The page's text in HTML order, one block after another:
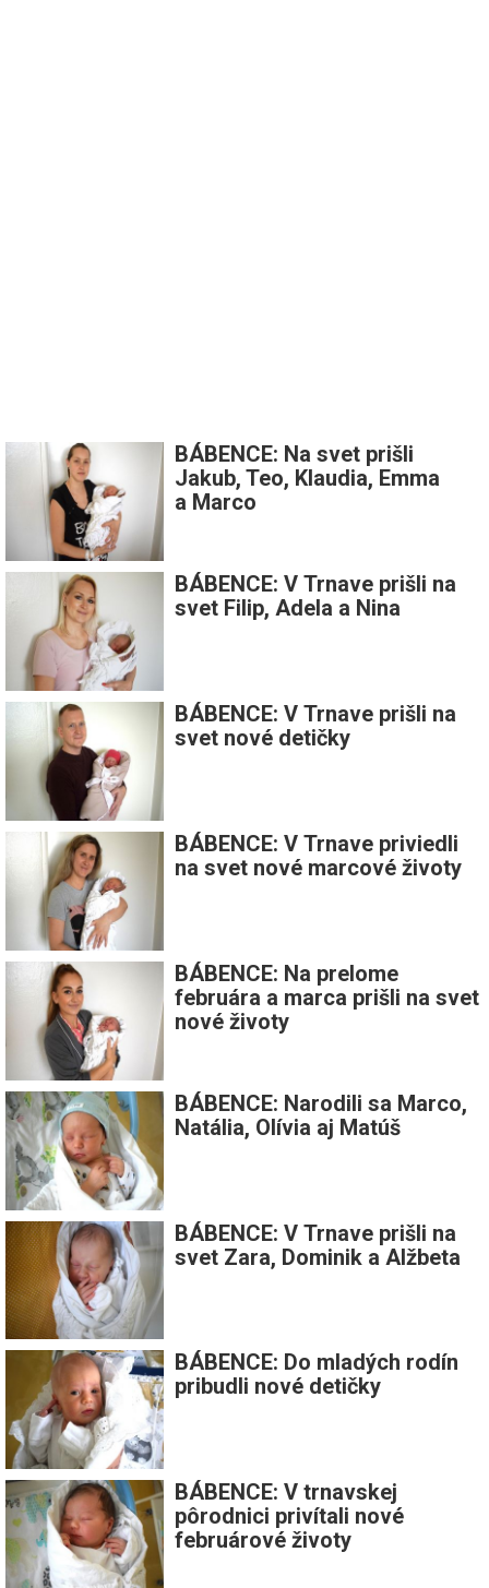
BÁBENCE: Na svet prišli
Jakub, Teo, Klaudia, Emma
a Marco
BÁBENCE: V Trnave prišli na
svet Filip, Adela a Nina
BÁBENCE: V Trnave prišli na
svet nové detičky
BÁBENCE: V Trnave priviedli
na svet nové marcové životy
BÁBENCE: Na prelome
februára a marca prišli na svet
nové životy
BÁBENCE: Narodili sa Marco,
Natália, Olívia aj Matúš
BÁBENCE: V Trnave prišli na
svet Zara, Dominik a Alžbeta
BÁBENCE: Do mladých rodín
pribudli nové detičky
BÁBENCE: V trnavskej
pôrodnici privítali nové
februárové životy